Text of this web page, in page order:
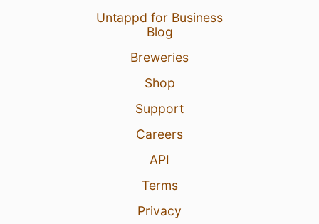
Untappd for Business
Blog
Breweries
Shop
Support
Careers
API
Terms
Privacy